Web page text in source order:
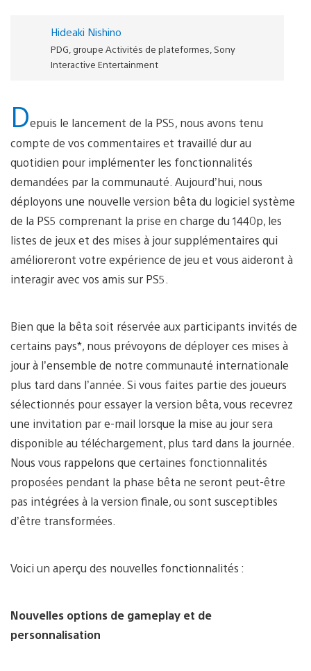
Hideaki Nishino
PDG, groupe Activités de plateformes, Sony
Interactive Entertainment
Depuis le lancement de la PS5, nous avons tenu
compte de vos commentaires et travaillé dur au
quotidien pour implémenter les fonctionnalités
demandées par la communauté. Aujourd’hui, nous
déployons une nouvelle version bêta du logiciel système
de la PS5 comprenant la prise en charge du 1440p, les
listes de jeux et des mises à jour supplémentaires qui
amélioreront votre expérience de jeu et vous aideront à
interagir avec vos amis sur PS5.
Bien que la bêta soit réservée aux participants invités de
certains pays*, nous prévoyons de déployer ces mises à
jour à l’ensemble de notre communauté internationale
plus tard dans l’année. Si vous faites partie des joueurs
sélectionnés pour essayer la version bêta, vous recevrez
une invitation par e-mail lorsque la mise au jour sera
disponible au téléchargement, plus tard dans la journée.
Nous vous rappelons que certaines fonctionnalités
proposées pendant la phase bêta ne seront peut-être
pas intégrées à la version finale, ou sont susceptibles
d’être transformées.
Voici un aperçu des nouvelles fonctionnalités :
Nouvelles options de gameplay et de
personnalisation